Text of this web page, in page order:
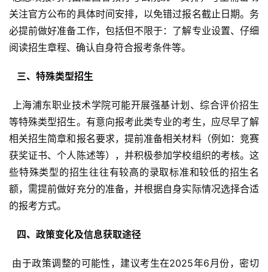
关注官方公布的具体时间安排，以免错过报名截止日期。务
必提前做好准备工作，包括但不限于：了解专业设置、仔细
阅读招生章程、确认自身符合报考条件等。
  三、特殊类型招生
等特殊类型招生。有意向报考此类专业的考生，应尽早了解
相关招生简章和报名要求，提前准备相关材料（例如：竞赛
获奖证书、个人陈述等），并积极参加学校组织的考核。这
些特殊类型的招生往往有较高的录取标准和较低的招生名
额，需提前做好充分的准备，并根据自身实际情况选择合适
的报考方式。
  四、政策变化及信息获取途径